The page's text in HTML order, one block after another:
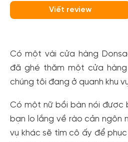
Viết review
Có một vài cửa hàng
đã ghé thăm một cửa
chúng tôi đang ở quanh khu
Có một nữ bồi bàn nói được
bạn lo lắng về rào cản ngôn
vụ khác sẽ tìm cô ấy để phục